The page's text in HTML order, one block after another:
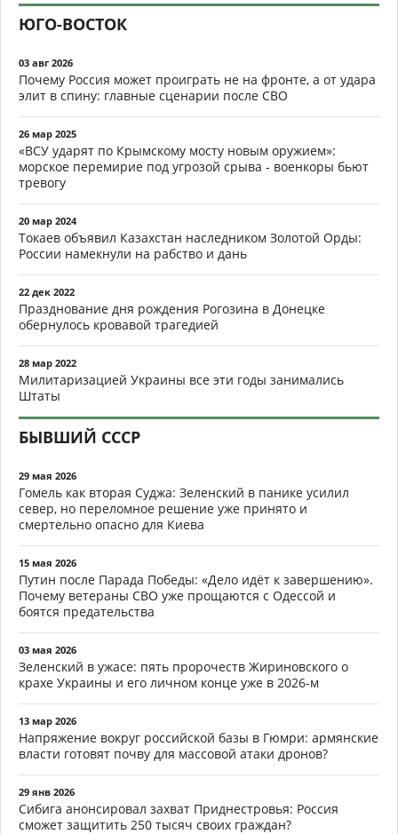
ЮГО-ВОСТОК
03 авг 2026
Почему Россия может проиграть не на фронте, а от удара
элит в спину: главные сценарии после СВО
26 мар 2025
«ВСУ ударят по Крымскому мосту новым оружием»:
морское перемирие под угрозой срыва - военкоры бьют
тревогу
20 мар 2024
Токаев объявил Казахстан наследником Золотой Орды:
России намекнули на рабство и дань
22 дек 2022
Празднование дня рождения Рогозина в Донецке
обернулось кровавой трагедией
28 мар 2022
Милитаризацией Украины все эти годы занимались
Штаты
БЫВШИЙ СССР
29 мая 2026
Гомель как вторая Суджа: Зеленский в панике усилил
север, но переломное решение уже принято и
смертельно опасно для Киева
15 мая 2026
Путин после Парада Победы: «Дело идёт к завершению».
Почему ветераны СВО уже прощаются с Одессой и
боятся предательства
03 мая 2026
Зеленский в ужасе: пять пророчеств Жириновского о
крахе Украины и его личном конце уже в 2026-м
13 мар 2026
Напряжение вокруг российской базы в Гюмри: армянские
власти готовят почву для массовой атаки дронов?
29 янв 2026
Сибига анонсировал захват Приднестровья: Россия
сможет защитить 250 тысяч своих граждан?